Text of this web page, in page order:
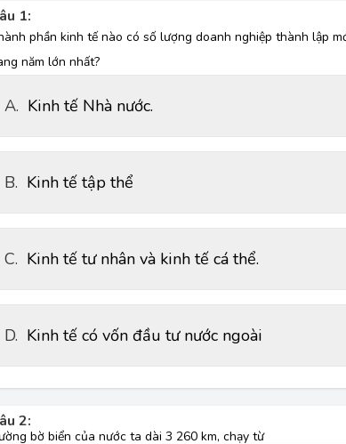
1:
phần kinh tế nào có số lượng doanh nghiệp thành lập
năm lớn nhất?
A. Kinh tế Nhà nước.
B. Kinh tế tập thể
C. Kinh tế tư nhân và kinh tế cá thể.
D. Kinh tế có vốn đầu tư nước ngoài
2:
bờ biển của nước ta dài 3 260 km, chạy từ